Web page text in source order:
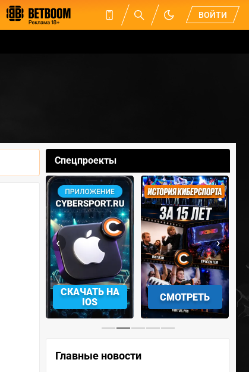
ВОЙТИ
Спецпроекты
СМОТРЕТЬ УЧАСТВОВАТЬ
‹ ›
Главные новости